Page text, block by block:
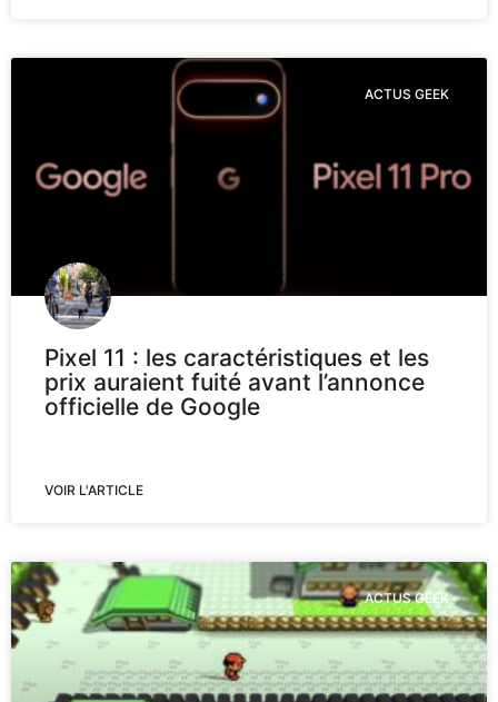
ACTUS GEEK
Pixel 11 : les caractéristiques et les
prix auraient fuité avant l’annonce
officielle de Google
VOIR L'ARTICLE
ACTUS GEEK